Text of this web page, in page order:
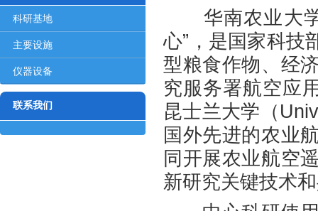
科研基地
主要设施
仪器设备
联系我们
华南农业大学
心”，是国家科技
型粮食作物、经
究服务署航空应
昆士兰大学（
国外先进的农业
同开展农业航空
新研究关键技术